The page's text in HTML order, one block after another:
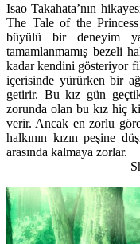
Isao Takahata’nın
The Tale of the
büyülü bir deneyim
tamamlanmamış bezeli
kadar kendini gösteriyor
içerisinde yürürken bir
getirir. Bu kız gün
zorunda olan bu kız hiç
verir. Ancak en zorlu
halkının kızın peşine
arasında kalmaya zorlar.